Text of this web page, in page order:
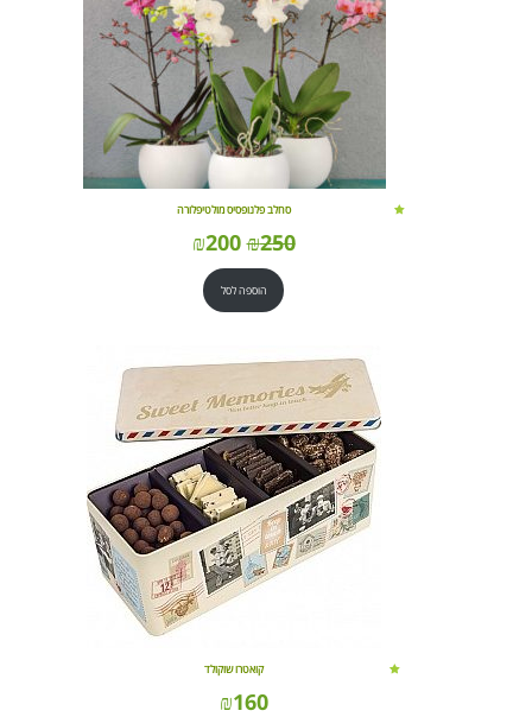
סחלב פלנופסיס מולטיפלורה
₪250
₪200
הוספה לסל
קואטרו שוקולד
₪160